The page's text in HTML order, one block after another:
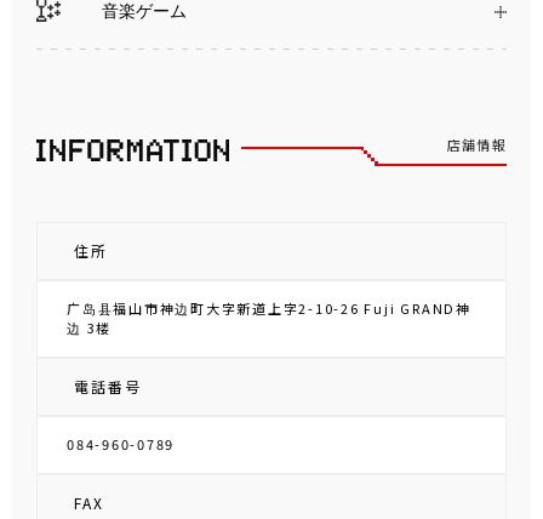
音楽ゲーム
店舗情報
住所
广岛县福山市神边町大字新道上字2-10-26 Fuji GRAND神
边 3楼
電話番号
084-960-0789
FAX